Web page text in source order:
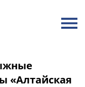
«Алтайская